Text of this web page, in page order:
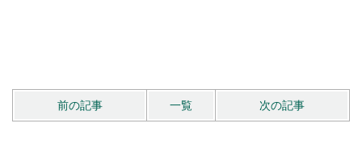
前の記事 一覧 次の記事